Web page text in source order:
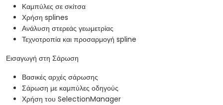
Καμπύλες σε σκίτσα
Χρήση splines
Ανάλυση στερεάς γεωμετρίας
Τεχνοτροπία και προσαρμογή spline
Εισαγωγή στη Σάρωση
Βασικές αρχές σάρωσης
Σάρωση με καμπύλες οδηγούς
Χρήση του SelectionManager